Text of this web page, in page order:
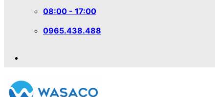
08:00 - 17:00
0965.438.488